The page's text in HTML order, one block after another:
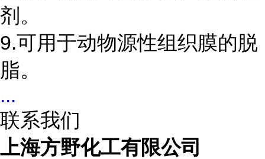
剂。
9.可用于动物源性组织膜的脱
脂。
...
联系我们
上海方野化工有限公司